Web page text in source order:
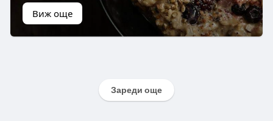
Виж още
Зареди още